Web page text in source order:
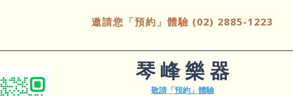
邀請您「預約」體驗 (02) 2885-1223
​琴 峰 樂 器
敬請「預約」體驗